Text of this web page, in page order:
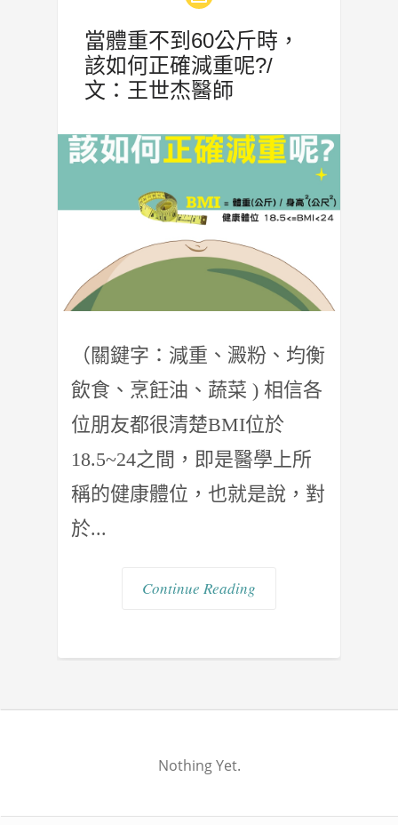
當體重不到60公斤時，
該如何正確減重呢?/
文：王世杰醫師
（關鍵字：減重、澱粉、均衡
飲食、烹飪油、蔬菜 ) 相信各
位朋友都很清楚BMI位於
18.5~24之間，即是醫學上所
稱的健康體位，也就是說，對
於...
Continue Reading
Nothing Yet.